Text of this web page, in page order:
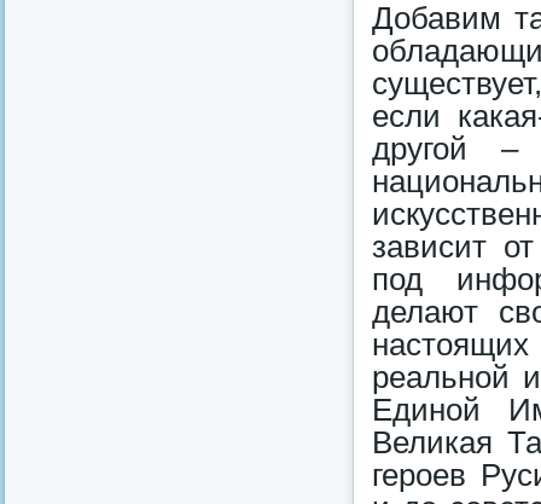
Добавим
если
другой –
зависит
под
делают
реальной
Единой
Великая
героев